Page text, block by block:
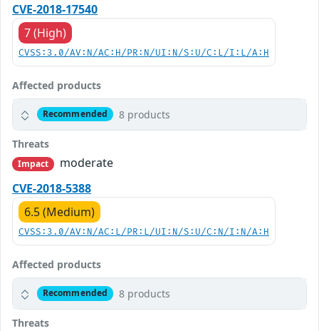
CVE-2018-17540
7 (High)
CVSS:3.0/AV:N/AC:H/PR:N/UI:N/S:U/C:L/I:L/A:H
Affected products
Recommended 8 products
Threats
Impact
moderate
CVE-2018-5388
6.5 (Medium)
CVSS:3.0/AV:N/AC:L/PR:L/UI:N/S:U/C:N/I:N/A:H
Affected products
Recommended 8 products
Threats